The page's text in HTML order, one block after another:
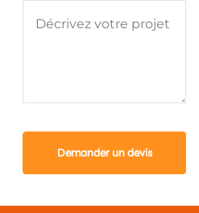
Demander un devis